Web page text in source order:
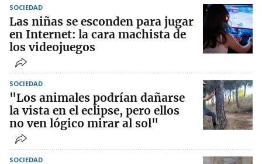
SOCIEDAD
Las niñas se esconden para jugar
en Internet: la cara machista de
los videojuegos
SOCIEDAD
"Los animales podrían dañarse
la vista en el eclipse, pero ellos
no ven lógico mirar al sol"
SOCIEDAD